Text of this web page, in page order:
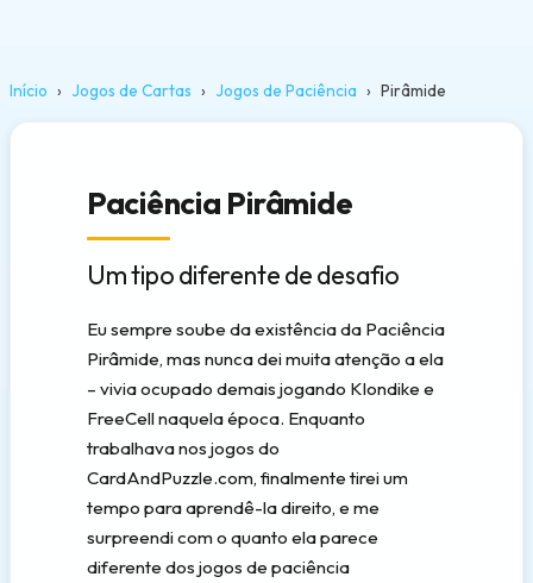
Início Jogos de Cartas Jogos de Paciência Pirâmide
Paciência Pirâmide
Um tipo diferente de desafio
Eu sempre soube da existência da Paciência
Pirâmide, mas nunca dei muita atenção a ela
– vivia ocupado demais jogando Klondike e
FreeCell naquela época. Enquanto
trabalhava nos jogos do
CardAndPuzzle.com, finalmente tirei um
tempo para aprendê-la direito, e me
surpreendi com o quanto ela parece
diferente dos jogos de paciência